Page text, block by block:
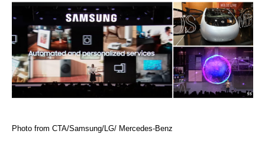
Photo from CTA/Samsung/LG/ Mercedes-Benz